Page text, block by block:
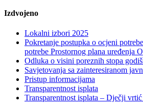
Izdvojeno
Lokalni izbori 2025
Pokretanje postupka o ocjeni
potrebe Prostornog plana uređenja
Odluka o visini poreznih stopa
Savjetovanja sa zainteresiranom
Pristup informacijama
Transparentnost isplata
Transparentnost isplata – Dječji